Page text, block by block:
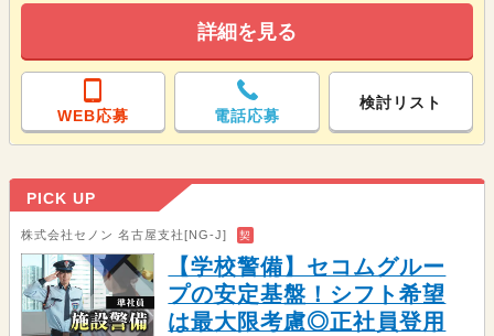
詳細を見る
WEB応募 電話応募
検討リスト
PICK UP
株式会社セノン 名古屋支社[NG-J] 契
【学校警備】セコムグルー
プの安定基盤！シフト希望
は最大限考慮◎正社員登用